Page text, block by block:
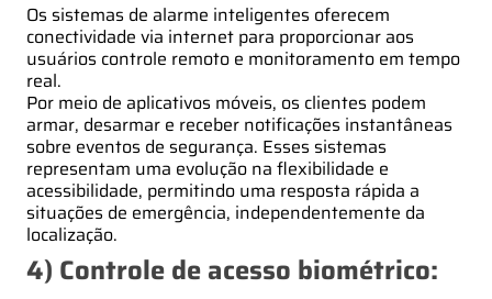
Os sistemas de alarme inteligentes oferecem
conectividade via internet para proporcionar aos
usuários controle remoto e monitoramento em tempo
real.
Por meio de aplicativos móveis, os clientes podem
armar, desarmar e receber notificações instantâneas
sobre eventos de segurança. Esses sistemas
representam uma evolução na flexibilidade e
acessibilidade, permitindo uma resposta rápida a
situações de emergência, independentemente da
localização.
4) Controle de acesso biométrico: